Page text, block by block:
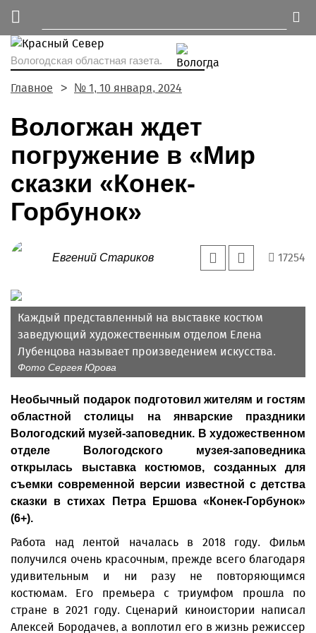
Вологодская областная газета.
Главное № 1, 10 января, 2024
Вологжан ждет
погружение в «Мир
сказки «Конек-
Горбунок»
Евгений Стариков 17254
Каждый представленный на выставке костюм
заведующий художественным отделом Елена
Лубенцова называет произведением искусства.
Фото Сергея Юрова
Необычный подарок подготовил жителям и гостям
областной столицы на январские праздники
Вологодский музей-заповедник. В художественном
отделе Вологодского музея-заповедника
открылась выставка костюмов, созданных для
съемки современной версии известной с детства
сказки в стихах Петра Ершова «Конек-Горбунок»
(6+).
Работа над лентой началась в 2018 году. Фильм
получился очень красочным, прежде всего благодаря
удивительным и ни разу не повторяющимся
костюмам. Его премьера с триумфом прошла по
стране в 2021 году. Сценарий киноистории написал
Алексей Бородачев, а воплотил его в жизнь режиссер